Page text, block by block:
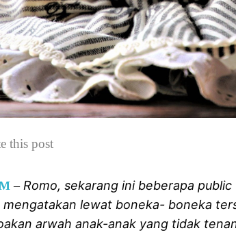
this post
– Romo, sekarang ini beberapa
lewat boneka- boneka
arwah anak-anak yang tidak